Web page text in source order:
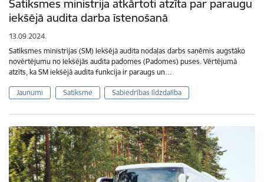
Satiksmes ministrija atkārtoti atzīta par paraugu
iekšējā audita darba īstenošanā
13.09.2024.
Satiksmes ministrijas (SM) Iekšējā audita nodaļas darbs saņēmis augstāko
novērtējumu no Iekšējās audita padomes (Padomes) puses. Vērtējumā
atzīts, ka SM iekšējā audita funkcija ir paraugs un…
Jaunumi Satiksme Sabiedrības līdzdalība